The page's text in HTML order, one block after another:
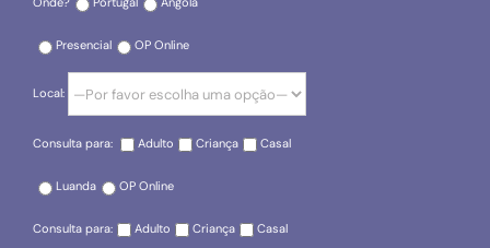
Presencial OP Online
Local:
Consulta para: Adulto Criança Casal
Luanda OP Online
Consulta para: Adulto Criança Casal